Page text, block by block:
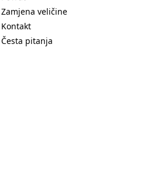
Zamjena veličine
Kontakt
Česta pitanja